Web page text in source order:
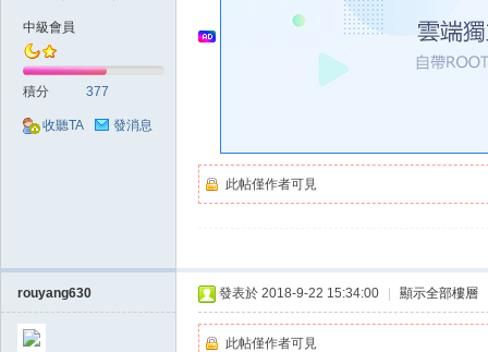
中級會員
積分 377
收聽TA 發消息
此帖僅作者可見
rouyang630 發表於 2018-9-22 15:34:00 顯示全部樓層
此帖僅作者可見